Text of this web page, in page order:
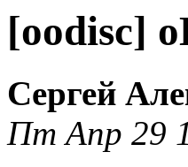
[oodisc]
Сергей
Пт Апр 29